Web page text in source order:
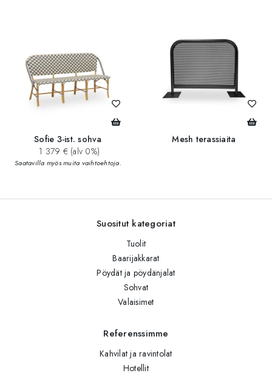
Sofie 3-ist. sohva
1 379 € (alv 0%)
Saatavilla myös muita vaihtoehtoja.
Mesh terassiaita
Suositut kategoriat
Tuolit
Baarijakkarat
Pöydät ja pöydänjalat
Sohvat
Valaisimet
Referenssimme
Kahvilat ja ravintolat
Hotellit